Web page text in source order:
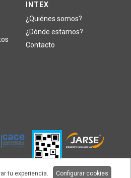
tu experiencia. Configurar cookies
INTEX
¿Quiénes somos?
¿Dónde estamos?
Contacto